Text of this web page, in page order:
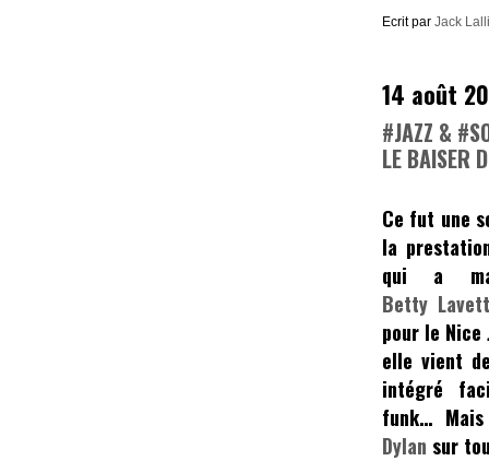
Ecrit par Jack Lalli
14 août
#JAZZ &
LE BAISER
Ce fut une
la
qui a
Betty
pour le Nice
elle vient
intégré
funk…
Dylan sur